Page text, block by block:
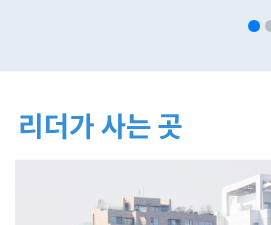
리더가 사는 곳